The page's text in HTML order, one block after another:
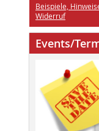
Beispiele,
Widerruf
Events/